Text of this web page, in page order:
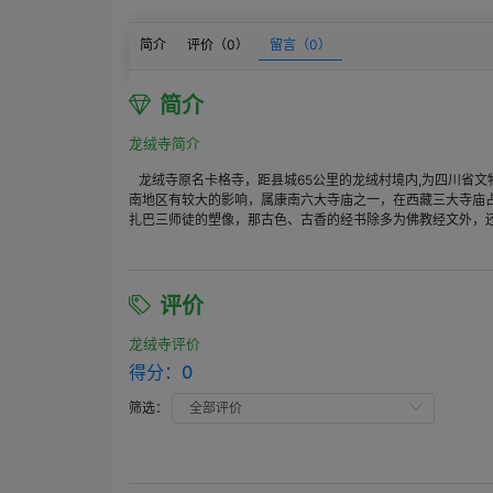
简介 评价（0） 留言（0）
简介
龙绒寺简介
龙绒寺原名卡格寺，距县城65公里的龙绒村境内,为四川省
南地区有较大的影响，属康南六大寺庙之一，在西藏三大寺
扎巴三师徒的塑像，那古色、古香的经书除多为佛教经文外
评价
龙绒寺评价
得分： 0
筛选：